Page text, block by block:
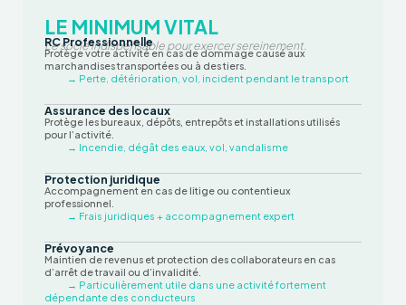
LE MINIMUM VITAL
Le socle indispensable pour exercer sereinement.
RC Professionnelle
Protège votre activité en cas de dommage causé aux
marchandises transportées ou à des tiers.
→ Perte, détérioration, vol, incident pendant le transport
Assurance des locaux
Protège les bureaux, dépôts, entrepôts et installations utilisés
pour l’activité.
→ Incendie, dégât des eaux, vol, vandalisme
Protection juridique
Accompagnement en cas de litige ou contentieux
professionnel.
→ Frais juridiques + accompagnement expert
Prévoyance
Maintien de revenus et protection des collaborateurs en cas
d’arrêt de travail ou d’invalidité.
→ Particulièrement utile dans une activité fortement
dépendante des conducteurs